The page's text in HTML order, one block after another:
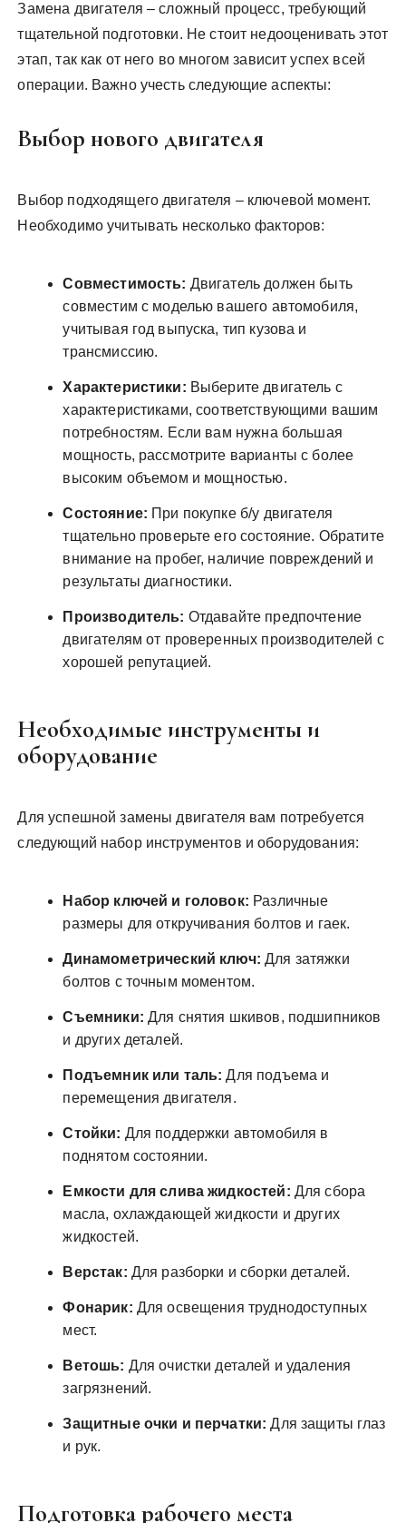
Замена двигателя – сложный процесс, требующий
тщательной подготовки. Не стоит недооценивать этот
этап, так как от него во многом зависит успех всей
операции. Важно учесть следующие аспекты:
Выбор нового двигателя
Выбор подходящего двигателя – ключевой момент.
Необходимо учитывать несколько факторов:
Совместимость: Двигатель должен быть
совместим с моделью вашего автомобиля,
учитывая год выпуска, тип кузова и
трансмиссию.
Характеристики: Выберите двигатель с
характеристиками, соответствующими вашим
потребностям. Если вам нужна большая
мощность, рассмотрите варианты с более
высоким объемом и мощностью.
Состояние: При покупке б/у двигателя
тщательно проверьте его состояние. Обратите
внимание на пробег, наличие повреждений и
результаты диагностики.
Производитель: Отдавайте предпочтение
двигателям от проверенных производителей с
хорошей репутацией.
Необходимые инструменты и
оборудование
Для успешной замены двигателя вам потребуется
следующий набор инструментов и оборудования:
Набор ключей и головок: Различные
размеры для откручивания болтов и гаек.
Динамометрический ключ: Для затяжки
болтов с точным моментом.
Съемники: Для снятия шкивов, подшипников
и других деталей.
Подъемник или таль: Для подъема и
перемещения двигателя.
Стойки: Для поддержки автомобиля в
поднятом состоянии.
Емкости для слива жидкостей: Для сбора
масла, охлаждающей жидкости и других
жидкостей.
Верстак: Для разборки и сборки деталей.
Фонарик: Для освещения труднодоступных
мест.
Ветошь: Для очистки деталей и удаления
загрязнений.
Защитные очки и перчатки: Для защиты глаз
и рук.
Подготовка рабочего места